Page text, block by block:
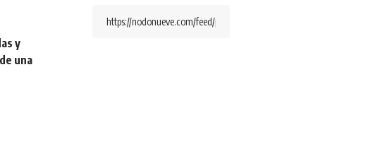
y
una